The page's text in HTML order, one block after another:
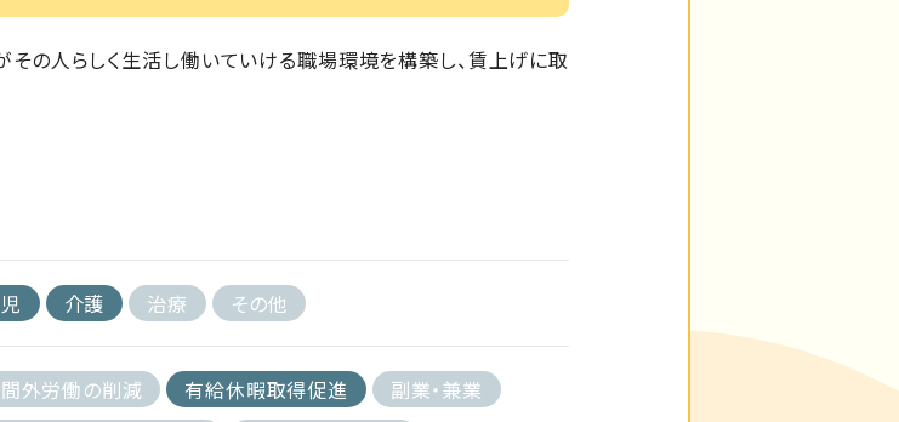
その人らしく生活し働いていける職場環境を構築し、賃上げに取
介護 治療 その他
外労働の削減 有給休暇取得促進
副業・兼業